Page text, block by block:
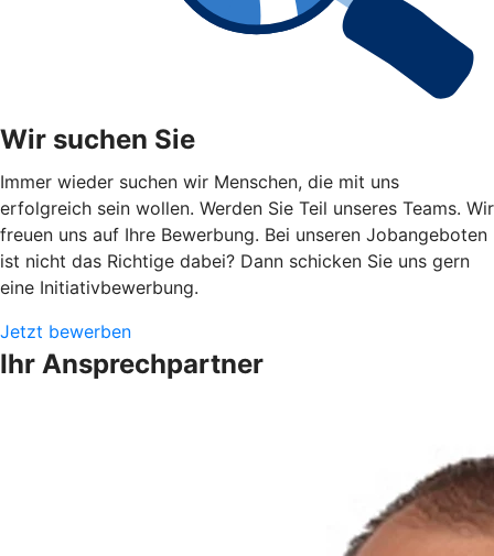
Wir suchen Sie
Immer wieder suchen wir Menschen, die mit uns
erfolgreich sein wollen. Werden Sie Teil unseres Teams. Wir
freuen uns auf Ihre Bewerbung. Bei unseren Jobangeboten
ist nicht das Richtige dabei? Dann schicken Sie uns gern
eine Initiativbewerbung.
Jetzt bewerben
Ihr Ansprechpartner